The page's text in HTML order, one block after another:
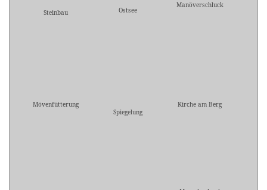
Steinbau Ostsee
Manöverschluck
Mövenfütterung
Spiegelung
Kirche am Berg